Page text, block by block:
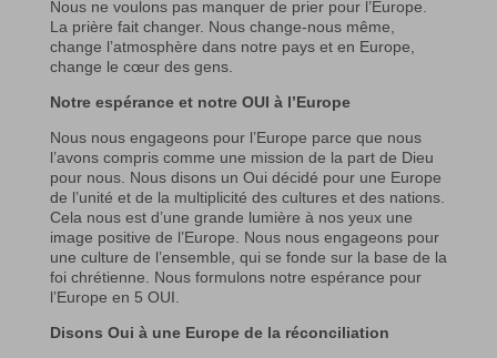
Nous ne voulons pas manquer de prier pour l’Europe.
La prière fait changer. Nous change-nous même,
change l’atmosphère dans notre pays et en Europe,
change le cœur des gens.
Notre espérance et notre OUI à l’Europe
Nous nous engageons pour l’Europe parce que nous
l’avons compris comme une mission de la part de Dieu
pour nous. Nous disons un Oui décidé pour une Europe
de l’unité et de la multiplicité des cultures et des nations.
Cela nous est d’une grande lumière à nos yeux une
image positive de l’Europe. Nous nous engageons pour
une culture de l’ensemble, qui se fonde sur la base de la
foi chrétienne. Nous formulons notre espérance pour
l’Europe en 5 OUI.
Disons Oui à une Europe de la réconciliation